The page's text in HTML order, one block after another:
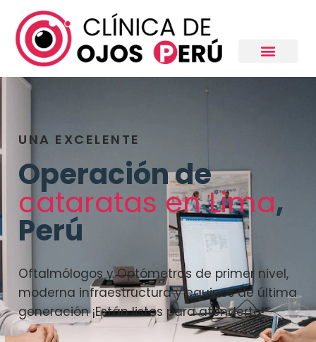
UNA EXCELENTE
Operación de
cataratas en Lima,
Perú
Oftalmólogos y Optómetras de primer nivel,
moderna infraestructura y equipos de última
generación ¡Están listos para atenderte!